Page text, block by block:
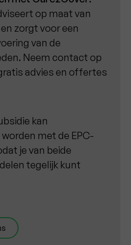
op maat van
zorgt voor een
van de
Neem contact op
advies en offertes
kan
met de EPC-
je van beide
tegelijk kunt